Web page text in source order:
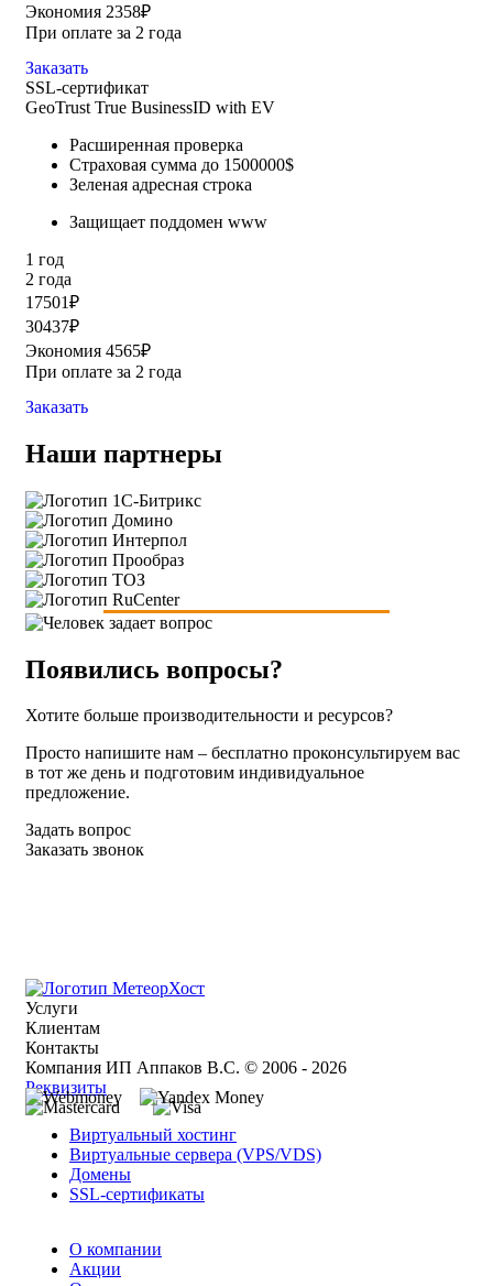
Экономия 2358₽
При оплате за 2 года
Заказать
SSL-сертификат
GeoTrust True BusinessID with EV
Расширенная проверка
Страховая сумма до 1500000$
Зеленая адресная строка
Защищает поддомен www
1 год
2 года
17501₽
30437₽
Экономия 4565₽
При оплате за 2 года
Заказать
Наши партнеры
Появились вопросы?
Хотите больше производительности и ресурсов?
Просто напишите нам – бесплатно проконсультируем вас
в тот же день и подготовим индивидуальное
предложение.
Задать вопрос
Заказать звонок
Услуги
Клиентам
Контакты
Компания ИП Аппаков В.С. © 2006 - 2026
Реквизиты
Виртуальный хостинг
Виртуальные сервера (VPS/VDS)
Домены
SSL-сертификаты
О компании
Акции